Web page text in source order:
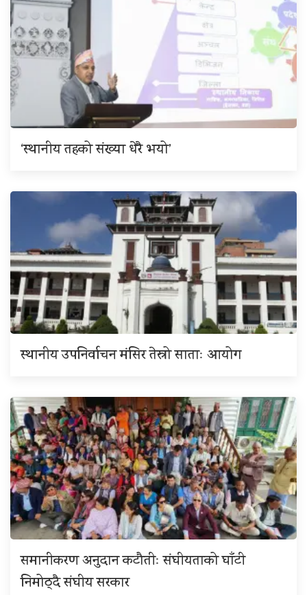
‘स्थानीय तहको संख्या धेरै भयो’
स्थानीय उपनिर्वाचन मंसिर तेस्रो साताः आयोग
समानीकरण अनुदान कटौतीः संघीयताको घाँटी
निमोठ्दै संघीय सरकार